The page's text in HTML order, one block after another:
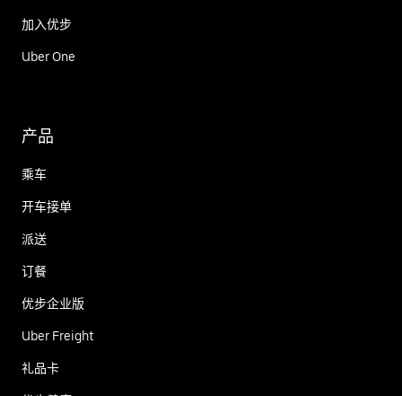
加入优步
Uber One
产品
乘车
开车接单
派送
订餐
优步企业版
Uber Freight
礼品卡